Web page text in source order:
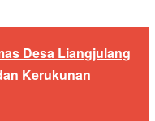
Desa Liangjulang
Kerukunan